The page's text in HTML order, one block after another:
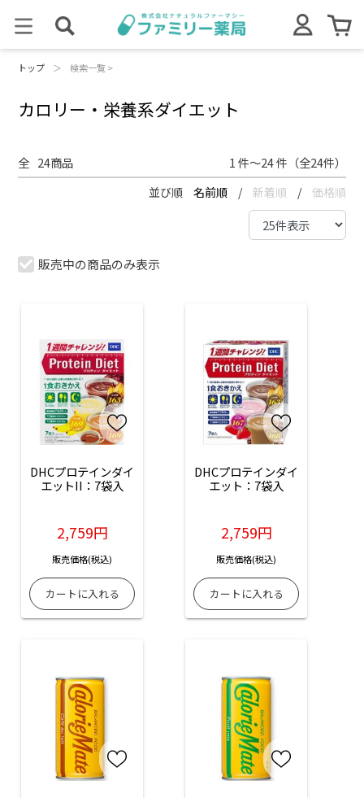
トップ ＞ 検索一覧 >
カロリー・栄養系ダイエット
全 24商品 1 件～24 件（全24件）
並び順 名前順 / 新着順 / 価格順
販売中の商品のみ表示
DHCプロテインダイ
エットII：7袋入
2,759円
販売価格(税込)
DHCプロテインダイ
エット：7袋入
2,759円
販売価格(税込)